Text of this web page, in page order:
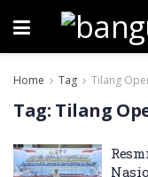
Home Tag Tilang
Tag: Tilang